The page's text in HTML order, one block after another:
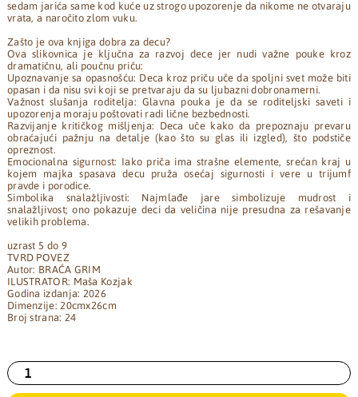
sedam jarića same kod kuće uz strogo upozorenje da nikome ne otvaraju
vrata, a naročito zlom vuku.
Zašto je ova knjiga dobra za decu?
Ova slikovnica je ključna za razvoj dece jer nudi važne pouke kroz
dramatičnu, ali poučnu priču:
Upoznavanje sa opasnošću: Deca kroz priču uče da spoljni svet može biti
opasan i da nisu svi koji se pretvaraju da su ljubazni dobronamerni.
Važnost slušanja roditelja: Glavna pouka je da se roditeljski saveti i
upozorenja moraju poštovati radi lične bezbednosti.
Razvijanje kritičkog mišljenja: Deca uče kako da prepoznaju prevaru
obraćajući pažnju na detalje (kao što su glas ili izgled), što podstiče
opreznost.
Emocionalna sigurnost: Iako priča ima strašne elemente, srećan kraj u
kojem majka spasava decu pruža osećaj sigurnosti i vere u trijumf
pravde i porodice.
Simbolika snalažljivosti: Najmlađe jare simbolizuje mudrost i
snalažljivost; ono pokazuje deci da veličina nije presudna za rešavanje
velikih problema.
uzrast 5 do 9
TVRD POVEZ
Autor: BRAĆA GRIM
ILUSTRATOR: Maša Kozjak
Godina izdanja: 2026
Dimenzije: 20cmx26cm
Broj strana: 24